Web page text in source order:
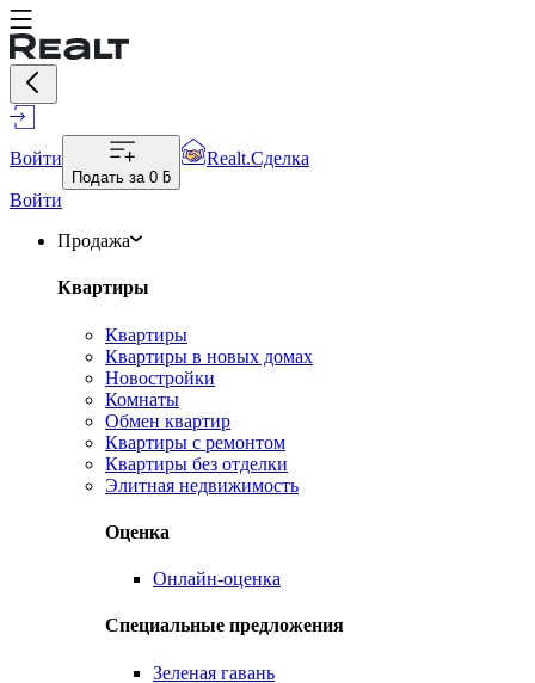
Войти
Подать за 0 ƃ
Realt.Сделка
Войти
Продажа
Квартиры
Квартиры
Квартиры в новых домах
Новостройки
Комнаты
Обмен квартир
Квартиры с ремонтом
Квартиры без отделки
Элитная недвижимость
Оценка
Онлайн-оценка
Специальные предложения
Зеленая гавань